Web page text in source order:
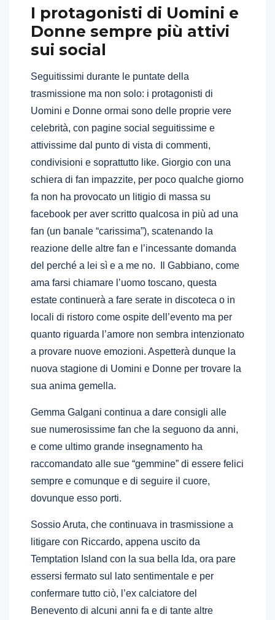
I protagonisti di Uomini e
Donne sempre più attivi
sui social
Seguitissimi durante le puntate della
trasmissione ma non solo: i protagonisti di
Uomini e Donne ormai sono delle proprie vere
celebrità, con pagine social seguitissime e
attivissime dal punto di vista di commenti,
condivisioni e soprattutto like. Giorgio con una
schiera di fan impazzite, per poco qualche giorno
fa non ha provocato un litigio di massa su
facebook per aver scritto qualcosa in più ad una
fan (un banale “carissima”), scatenando la
reazione delle altre fan e l’incessante domanda
del perché a lei sì e a me no. Il Gabbiano, come
ama farsi chiamare l’uomo toscano, questa
estate continuerà a fare serate in discoteca o in
locali di ristoro come ospite dell’evento ma per
quanto riguarda l’amore non sembra intenzionato
a provare nuove emozioni. Aspetterà dunque la
nuova stagione di Uomini e Donne per trovare la
sua anima gemella.
Gemma Galgani continua a dare consigli alle
sue numerosissime fan che la seguono da anni,
e come ultimo grande insegnamento ha
raccomandato alle sue “gemmine” di essere felici
sempre e comunque e di seguire il cuore,
dovunque esso porti.
Sossio Aruta, che continuava in trasmissione a
litigare con Riccardo, appena uscito da
Temptation Island con la sua bella Ida, ora pare
essersi fermato sul lato sentimentale e per
confermare tutto ciò, l’ex calciatore del
Benevento di alcuni anni fa e di tante altre